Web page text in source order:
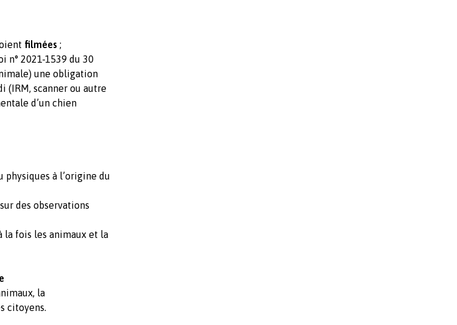
filmées ;
n° 2021-1539 du 30
une obligation
(IRM, scanner ou autre
d’un chien
à l’origine du
des observations
fois les animaux et la
la
citoyens.